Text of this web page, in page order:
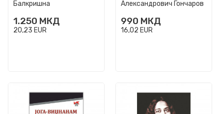
на...
Балкришна
1.250 МКД
20,23 EUR
Александрович Гончаров
990 МКД
16,02 EUR